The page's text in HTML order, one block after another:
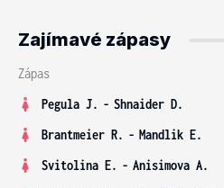
Zajímavé zápasy
Zápas
Pegula J. - Shnaider D.
Brantmeier R. - Mandlik E.
Svitolina E. - Anisimova A.